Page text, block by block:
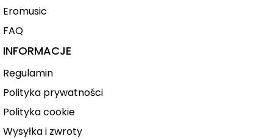
Eromusic
FAQ
INFORMACJE
Regulamin
Polityka prywatności
Polityka cookie
Wysyłka i zwroty